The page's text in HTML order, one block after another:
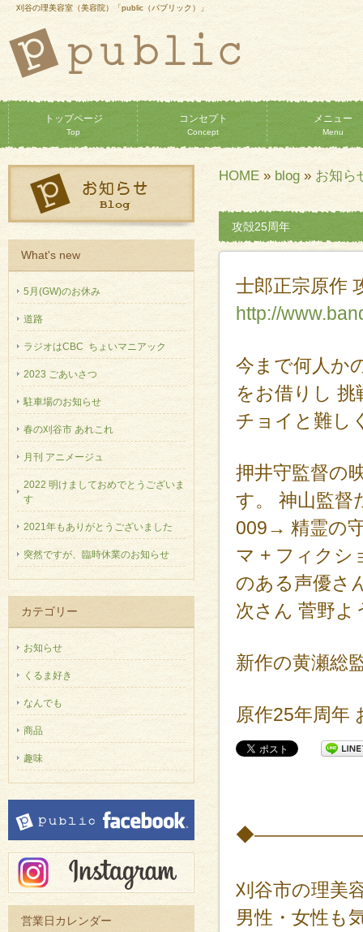
刈谷の理美容室（美容院）「public（パブリック）」
トップページ
Top
コンセプト
Concept
メニュー
Menu
HOME » blog » お知ら
攻殻25周年
士郎正宗原作
http://
今まで何人か
をお借りし
チョイと難し
押井守監督の
す。 神山監
009→ 精霊の
マ + フィクシ
のある声優さ
次さん 菅野よ
新作の黄瀬総
原作25年周年
刈谷市の理美
男性・女性も
What's new
5月(GW)のお休み
道路
ラジオはCBC ちょいマニアック
2023 ごあいさつ
駐車場のお知らせ
春の刈谷市 あれこれ
月刊 アニメージュ
2022 明けましておめでとうございま
す
2021年もありがとうございました
突然ですが、臨時休業のお知らせ
カテゴリー
お知らせ
くるま好き
なんでも
商品
趣味
営業日カレンダー